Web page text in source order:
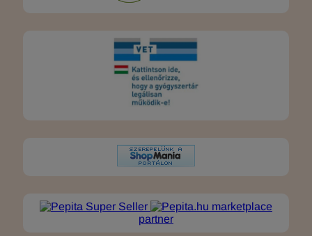
marketplace
partner